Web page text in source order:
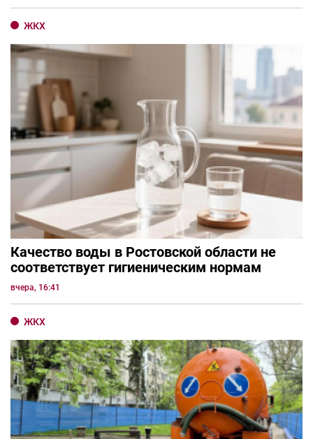
ЖКХ
Качество воды в Ростовской области не
соответствует гигиеническим нормам
вчера, 16:41
ЖКХ